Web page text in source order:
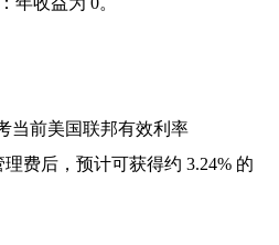
当前美国联邦有效利率
理费后，预计可获得约 3.24% 的